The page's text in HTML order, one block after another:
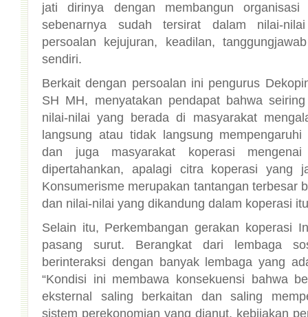
sendiri.
Berkait dengan persoalan ini pengurus
SH MH, menyatakan pendapat bahwa
nilai-nilai yang berada di masyarakat
langsung atau tidak langsung
dan juga masyarakat koperasi
dipertahankan, apalagi citra koperasi yang
Konsumerisme merupakan tantangan terbesar
dan nilai-nilai yang dikandung dalam koperasi
Selain itu, Perkembangan gerakan koperasi
pasang surut. Berangkat dari lembaga
berinteraksi dengan banyak lembaga yang
“Kondisi ini membawa konsekuensi bahwa
eksternal saling berkaitan dan saling
sistem perekonomian yang dianut, kebijakan
periode yang bersangkutan, kondisi sumber
daya alam serta sumber daya manusia,
setempat,” ujar Jamal, yang juga sebagai